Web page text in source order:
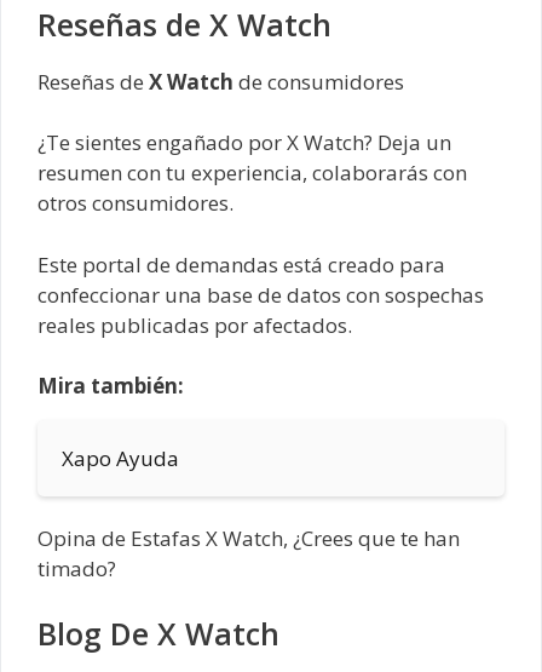
Reseñas de X Watch
Reseñas de X Watch de consumidores
¿Te sientes engañado por X Watch? Deja un
resumen con tu experiencia, colaborarás con
otros consumidores.
Este portal de demandas está creado para
confeccionar una base de datos con sospechas
reales publicadas por afectados.
Mira también:
Xapo Ayuda
Opina de Estafas X Watch, ¿Crees que te han
timado?
Blog De X Watch